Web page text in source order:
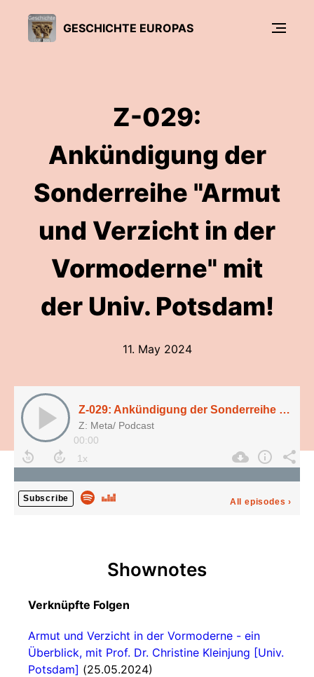
GESCHICHTE EUROPAS
Z-029:
Ankündigung der
Sonderreihe "Armut
und Verzicht in der
Vormoderne" mit
der Univ. Potsdam!
11. May 2024
Z-029: Ankündigung der Sonderreihe "Armut und Verzicht in der Vormoderne" mit der Univ. Potsdam!
Z: Meta/ Podcast
00:00
Subscribe All episodes ›
Shownotes
Verknüpfte Folgen
Armut und Verzicht in der Vormoderne - ein
Überblick, mit Prof. Dr. Christine Kleinjung [Univ.
Potsdam] (25.05.2024)